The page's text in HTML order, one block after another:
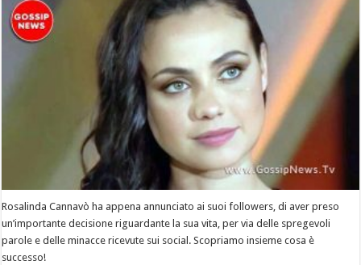
Rosalinda Cannavò ha appena annunciato ai suoi followers, di aver preso
un’importante decisione riguardante la sua vita, per via delle spregevoli
parole e delle minacce ricevute sui social. Scopriamo insieme cosa è
successo!